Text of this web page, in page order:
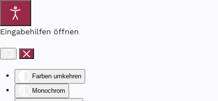
Eingabehilfen öffnen
Farben umkehren
Monochrom
Skip
to
main
content